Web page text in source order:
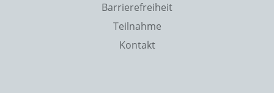
Barrierefreiheit
Teilnahme
Kontakt